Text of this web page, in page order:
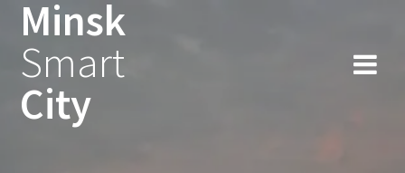
Minsk
Smart
City